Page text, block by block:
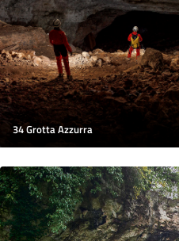
34 Grotta Azzurra